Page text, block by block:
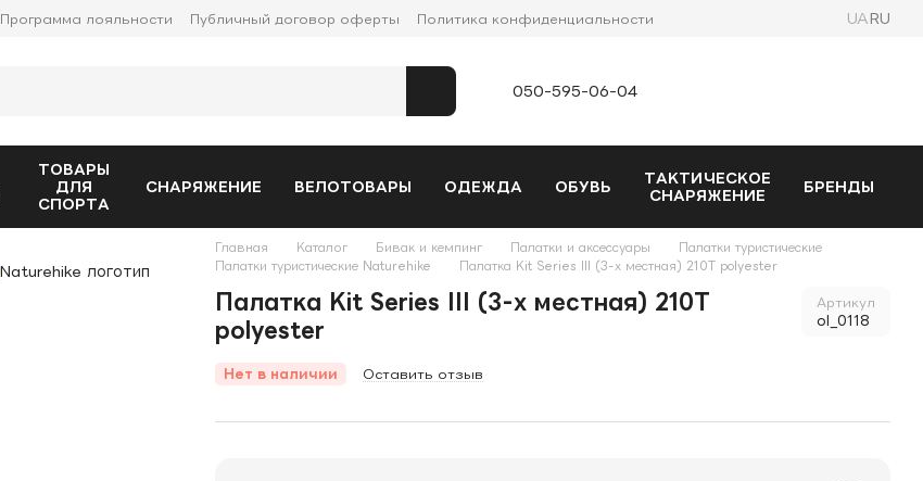
Программа лояльности Публичный договор оферты Политика конфиденциальности UARU
050-595-06-04
ТОВАРЫ
ДЛЯ
СПОРТА
СНАРЯЖЕНИЕ ВЕЛОТОВАРЫ ОДЕЖДА ОБУВЬ
ТАКТИЧЕСКОЕ
СНАРЯЖЕНИЕ
БРЕНДЫ
Главная Каталог Бивак и кемпинг Палатки и аксессуары
Палатки туристические
Палатки туристические Naturehike
Палатка Kit Series III (3-х местная) 210T polyester
Палатка Kit Series III (3-х местная) 210T
polyester
Артикул
ol_0118
Нет в наличии Оставить отзыв